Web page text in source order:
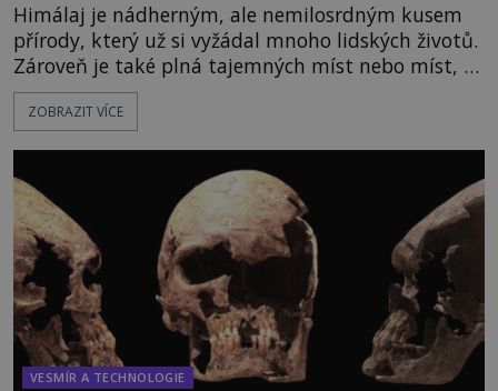
Himálaj je nádherným, ale nemilosrdným kusem
přírody, který už si vyžádal mnoho lidských životů.
Zároveň je také plná tajemných míst nebo míst, o
jejichž původu nemáme ani ponětí. Mezi ta druhá
patří i malé jezero Rúp Kund. Proč je tak obtížně
horskou roklí postupuje do kožešiny zachumlaný
muž. Má obavy,
ZOBRAZIT VÍCE
VESMÍR A TECHNOLOGIE